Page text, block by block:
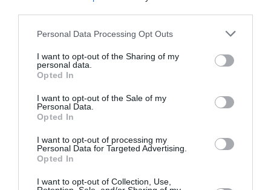
Personal Data Processing Opt Outs
I want to opt-out of the Sharing of my
personal data.
Opted In
I want to opt-out of the Sale of my
Personal Data.
Opted In
I want to opt-out of processing my
Personal Data for Targeted Advertising.
Opted In
I want to opt-out of Collection, Use,
Gospodinov, Mihnea Gheorghe și Mihai Drăgușin
(Steaua), Mihnea Chioveanu, Nicolae Diaconu, Andrei
Bușilă, Alexandru Matei, Alexandru Ghiban și Alex
Popoviciu (CSM Digi Oradea), Andrei Iosep (Navarra),
Tiberiu Negrean și Ramiro Georgescu (Szolnok).
Articolul anterior
populară la hip-hop VIDEO SPECIAL